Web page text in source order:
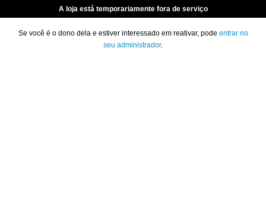
A loja está temporariamente fora de serviço
Se você é o dono dela e estiver interessado em reativar, pode entrar no
seu administrador.